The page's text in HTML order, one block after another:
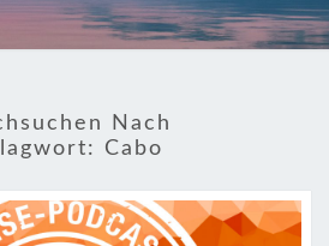
Nach
Cabo